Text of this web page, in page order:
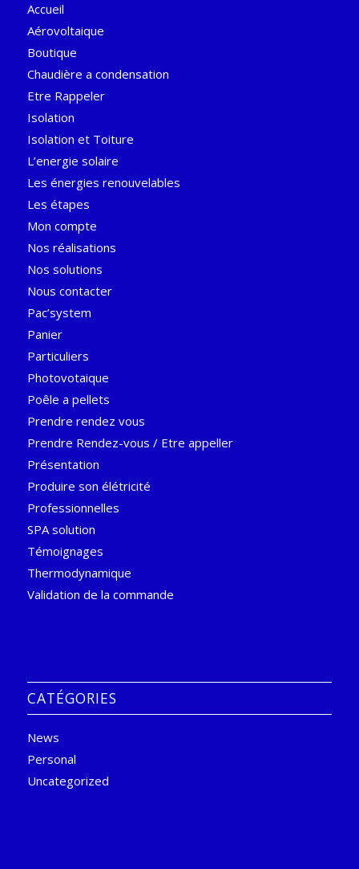
Accueil
Aérovoltaique
Boutique
Chaudière a condensation
Etre Rappeler
Isolation
Isolation et Toiture
L’energie solaire
Les énergies renouvelables
Les étapes
Mon compte
Nos réalisations
Nos solutions
Nous contacter
Pac’system
Panier
Particuliers
Photovotaique
Poêle a pellets
Prendre rendez vous
Prendre Rendez-vous / Etre appeller
Présentation
Produire son élétricité
Professionnelles
SPA solution
Témoignages
Thermodynamique
Validation de la commande
CATÉGORIES
News
Personal
Uncategorized